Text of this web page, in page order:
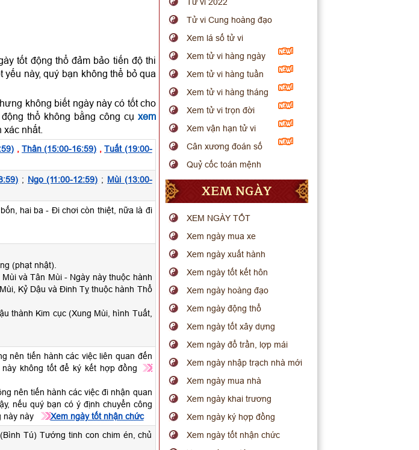
tốt động thổ đảm bảo tiến độ thi
này, quý bạn không thể bỏ qua
không biết ngày này có tốt cho
thổ không bằng công cụxem
nhất.
,Thân (15:00-16:59) ,Tuất (19:00-
; Ngọ (11:00-12:59) ; Mùi (13:00-
hai ba - Đi chơi còn thiệt, nữa là đi
(phạt nhật).
và Tân Mùi - Ngày này thuộc hành
Kỷ Dậu và Đinh Tỵ thuộc hành Thổ
thành Kim cục (Xung Mùi, hình Tuất,
nên tiến hành các việc liên quan đến
không tốt để ký kết hợp đồng
nên tiến hành các việc đi nhận quan
nếu quý bạn có ý định chuyển công
này này
Xem ngày tốt nhận chức
Tú) Tướng tinh con chim én, chủ
Tử vi Cung hoàng đạo
Xem lá số tử vi
Xem tử vi hàng ngày
Xem tử vi hàng tuần
Xem tử vi hàng tháng
Xem tử vi trọn đời
Xem vận hạn tử vi
Cân xương đoán số
Quỷ cốc toán mệnh
XEM NGÀY
XEM NGÀY TỐT
Xem ngày mua xe
Xem ngày xuất hành
Xem ngày tốt kết hôn
Xem ngày hoàng đạo
Xem ngày động thổ
Xem ngày tốt xây dựng
Xem ngày đổ trần, lợp mái
Xem ngày nhập trạch nhà mới
Xem ngày mua nhà
Xem ngày khai trương
Xem ngày ký hợp đồng
Xem ngày tốt nhận chức